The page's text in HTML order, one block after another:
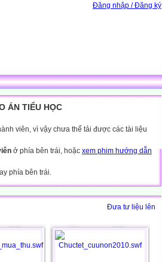
Đăng nhập / Đăng ký
ÁN TIỂU HỌC
viên, vì vậy chưa thể tải được các tài liệu
ở phía bên trái, hoặc xem phim hướng dẫn
phía bên trái.
Đưa tư liệu lên